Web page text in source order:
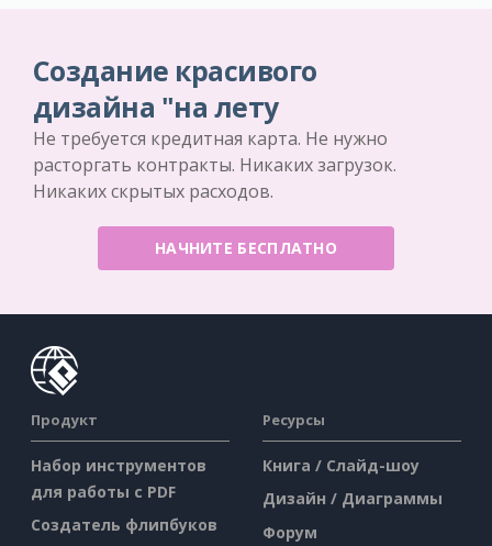
Создание красивого
дизайна "на лету
Не требуется кредитная карта. Не нужно
расторгать контракты. Никаких загрузок.
Никаких скрытых расходов.
НАЧНИТЕ БЕСПЛАТНО
Продукт
Набор инструментов
для работы с PDF
Создатель флипбуков
Ресурсы
Книга / Слайд-шоу
Дизайн / Диаграммы
Форум